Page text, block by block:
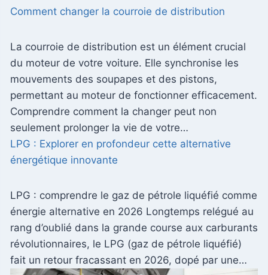
Comment changer la courroie de distribution
La courroie de distribution est un élément crucial
du moteur de votre voiture. Elle synchronise les
mouvements des soupapes et des pistons,
permettant au moteur de fonctionner efficacement.
Comprendre comment la changer peut non
seulement prolonger la vie de votre…
LPG : Explorer en profondeur cette alternative
énergétique innovante
LPG : comprendre le gaz de pétrole liquéfié comme
énergie alternative en 2026 Longtemps relégué au
rang d’oublié dans la grande course aux carburants
révolutionnaires, le LPG (gaz de pétrole liquéfié)
fait un retour fracassant en 2026, dopé par une…